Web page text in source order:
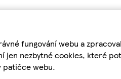
fungování webu a
nezbytné cookies, které
patičce webu.